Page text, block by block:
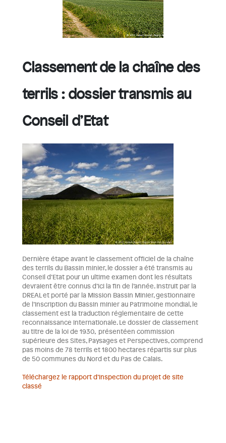
Classement de la chaîne des
terrils : dossier transmis au
Conseil d’Etat
Dernière étape avant le classement officiel de la chaîne
des terrils du Bassin minier, le dossier a été transmis au
Conseil d’Etat pour un ultime examen dont les résultats
devraient être connus d’ici la fin de l’année. Instruit par la
DREAL et porté par la Mission Bassin Minier, gestionnaire
de l’inscription du Bassin minier au Patrimoine mondial, le
classement est la traduction réglementaire de cette
reconnaissance internationale. Le dossier de classement
au titre de la loi de 1930, présentéen commission
supérieure des Sites, Paysages et Perspectives, comprend
pas moins de 78 terrils et 1800 hectares répartis sur plus
de 50 communes du Nord et du Pas de Calais.
Téléchargez le rapport d’inspection du projet de site
classé